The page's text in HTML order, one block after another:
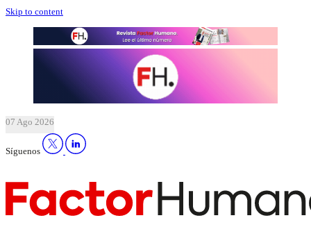
Skip to content
07 Ago 2026
Síguenos